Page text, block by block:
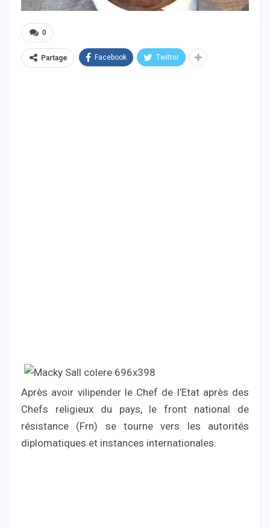
0
Partage Facebook Twitter
Après avoir vilipender le Chef de l’Etat après des
Chefs religieux du pays, le front national de
résistance (Frn) se tourne vers les autorités
diplomatiques et instances internationales.